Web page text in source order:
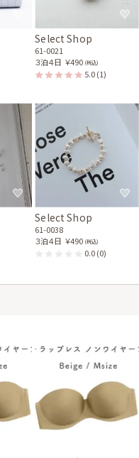
Select Shop
61-0021
３泊４日 ￥490 (税込)
5.0(1)
Select Shop
61-0038
３泊４日 ￥490 (税込)
0.0(0)